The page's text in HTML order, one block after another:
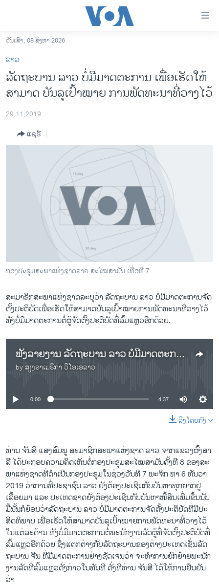
ເຂົ້າ
ຫາ
ຂ້າມ
ຂ້າມ
ຂ້າມ
ຫາ
ລາວ
ອາເມຣິກາ
ການເລືອກຕັ້ງ ປະທານາທີບໍດີ ສະຫະລັດ 2024
ຂ່າວ​ຈີນ
ໂລກ
ອິດສະຫຼະພາບດ້ານການຂ່າວ
ຊີວິດຊາວລາວ
ວິທະຍາສາດ-ເທັກໂນໂລຈີ
ພາສາອັງກິດ
ສຽງ
ລາຍການກະຈາຍສຽງ
ຕິດຕາມພວກເຮົາ ທີ່
ພາສາຕ່າງໆ
ວັນເສົາ, 08 ສິງຫາ 2026
ລາວ
ລັດ​ຖະ​ບານ ລາວ ບໍ່​ມີ​ມາດ​ຕະ​ການ ​ເພື່ອ​ເຮັດ​ໃຫ້​
ສາ​ມາດ ​ບັນ​ລຸ​ເປົ້າ​ໝາຍ​ ການ​ພັດ​ທະ​ນາ​ທີ່​ວາງ​ໄວ້
29,11,2019
ແຊຣ໌
ກອງ​ປະ​ຊຸມ​ສະ​ພາ​ແຫ່ງ​ຊາດ​ລາວ ສະ​ໄໝ​ສາ​ມັນ ເທື່ອ​ທີ 7.
ສະ​ມາ​ຊິກ​ສະ​ພາ​ແຫ່ງ​ຊາດລະ​ບຸ​ວ່າ ລັດ​ຖະ​ບານ ລາວ ບໍ່​ມີ​ມາດ​ຕະ​ການ​ຈັດ​
ຕັ້ງ​ປະ​ຕິ​ບັດ​ເພື່ອ​ເຮັດ​ໃຫ້​ສາ​ມາດ​ບັນ​ລຸ​ເປົ້າ​ໝາຍ​ການ​ພັດ​ທະ​ນາ​ທີ່​ວາງ​ໄວ້
ທັງ​ບໍ່​ມີ​ມາດ​ຕະ​ການ​ຕໍ່​ຜູ້​ຈັດ​ຕັ້ງ​ປະ​ຕິ​ບັດ​ທີ່​ລົ້ມ​ແຫຼວ​ອີກ​ດ້ວຍ.
ຟັງ​ລາຍ​ງານ ລັດ​ຖະ​ບານ ລາວ ບໍ່​ມີ​ມາດ​ຕະ​ການ ​ເພື່ອ​ເຮັດ​ໃຫ້​ສາ​ມາດ ​ບັນ​ລຸ​ເປົ້າ​ໝາຍ​ ການ​ພັດ​ທະ​ນາ​ທີ່​ວາງ​ໄວ້
by ສຽງອາເມຣິກາ ວີໂອເອລາວ
No media source currently available
0:00 4:37
ລິງໂດຍກົງ
ທ່ານ ຈັນ​ສີ ແສງ​ສົມ​ພູ ສະ​ມາ​ຊິກ​ສະ​ພາ​ແຫ່ງ​ຊາດ ລາວ ຈາກ​ແຂວງ​ຜົ້ງ​ສາ​
ລີ ໄດ້​ປະ​ກອບ​ຄວາມ​ຄິດ​ເຫັນ​ຕໍ່​ກອງ​ປະ​ຊຸມ​ສະ​ໄໝ​ສາ​ມັນ​ຄັ້ງ​ທີ 8 ຂອງ​ສະ​
ພາ​ແຫ່ງ​ຊາດ​ທີ່​ດຳ​ເນີນກອງ​ປະ​ຊຸມ​ໃນ​ຊ່ວງວັນ​ທີ 7 ພະ​ຈິກ ຫາ 6 ທັນ​ວາ
2019 ວ່າ​ການ​ທີ່​ປະ​ຊາ​ຊົນ ລາວ ຍັງ​ຕ້ອງ​ປະ​ເຊີນ​ກັບ​ບັນ​ຫາ​ທຸກ​ຍາກ​ຢູ່​
ເລື້ອຍ​ມາ ແລະ ປະ​ເທດ​ຊາດ​ຍັງ​ຕ້ອງ​ປະ​ເຊີນ​ກັບ​ບັນ​ຫາ​ໜີ້​ສິນ​ເພີ່ມ​ຂຶ້ນ​ນັບ​
ມື້​ນັ້ນ​ກໍ​ຍ້ອນ​ວ່າ​ລັດ​ຖະ​ບານ ລາວ ບໍ່​ມີ​ມາດ​ຕະ​ການ​ຈັດ​ຕັ້ງ​ປະ​ຕ​ິ​ບັດ​ທີ່​ມີ​ປະ​
ສິດ​ທ​ິ​ພາບ ເພື່ອ​ເຮັດ​ໃຫ້​ສາ​ມາດ​ບັນ​ລຸ​ເປົ້າ​ໝາຍ​ການ​ພັດ​ທະ​ນາ​ທີ່​ວາງ​ໄວ້​
ໃນ​ແຕ່​ລະ​ດ້ານ ທັງ​ບໍ່​ມີ​ມາດ​ຕະ​ການ​ຕໍ່​ພະ​ນັກ​ງານ​ລັດ​ຜູ້​ທີ່​ຈັດ​ຕັ້ງ​ປະ​ຕິ​ບັດ​ທີ່​
ລົ້ມ​ແຫຼວ​ອີກ​ດ້ວຍ ຊຶ່ງ​ແຕກ​ຕ່າງ​ກັບ​ລັດ​ຖະ​ບານ​ຂອງ​ຕ່າງ​ປະ​ເທດ​ເຊັ່ນ​ລັດ​
ຖະ​ບານ ຈີນ ທີ່​ມີ​ມາດ​ຕະ​ການ​ຢ່າງ​ຊັດ​ເຈນ​ວ່າ ຈະ​ທຳ​ການ​ຍົກ​ຍ້າຍ​ພະ​ນັກ​
ງານ​ລັດ​ທີ່​ລົ້ມ​ແຫຼວ​ດັ່ງ​ກ່າວ​ໃນ​ທັນ​ທີ ດັ່ງ​ທີ່​ທ່ານ ຈັນ​ສີ ໄດ້​ໃຫ້​ການ​ຢືນ​ຢັນ​
ວ່າ